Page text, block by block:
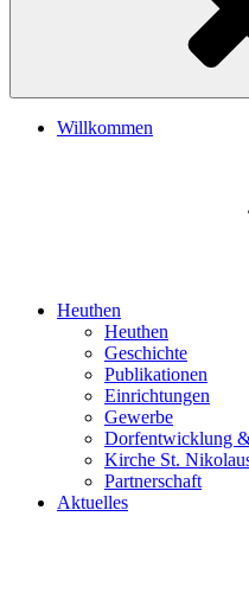
Willkommen
Heuthen
Heuthen
Geschichte
Publikationen
Einrichtungen
Gewerbe
Dorfentwicklung
Kirche St.
Partnerschaft
Aktuelles